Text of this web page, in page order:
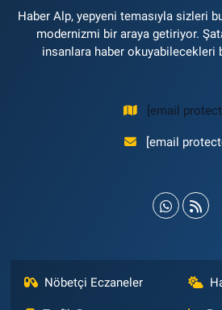
Haber Alp, yepyeni temasıyla sizleri
modernizmi bir araya getiriyor.
insanlara haber okuyabilecekleri
[email
[email
Nöbetçi Eczaneler